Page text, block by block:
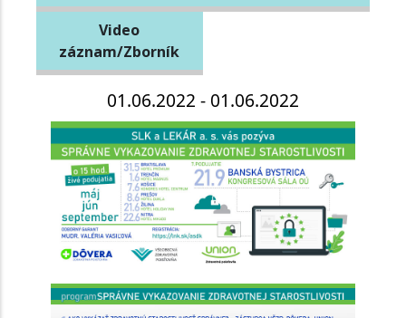
Video
záznam/Zborník
01.06.2022 - 01.06.2022